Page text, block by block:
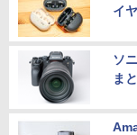
イ
ソ
ま